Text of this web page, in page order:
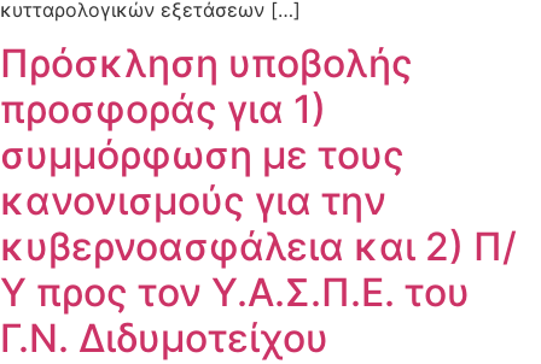
κυτταρολογικών εξετάσεων […]
Πρόσκληση υποβολής
προσφοράς για 1)
συμμόρφωση με τους
κανονισμούς για την
κυβερνοασφάλεια και 2) Π/
Υ προς τον Υ.Α.Σ.Π.Ε. του
Γ.Ν. Διδυμοτείχου